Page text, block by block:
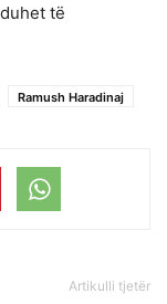
të
Ramush Haradinaj
Artikulli tjetër